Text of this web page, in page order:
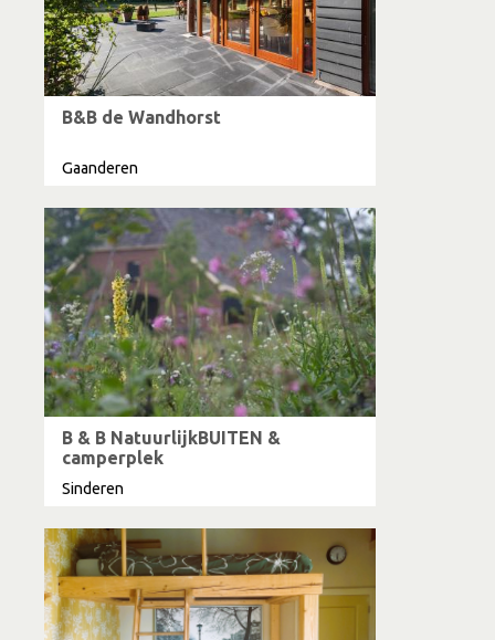
B&B de Wandhorst
Gaanderen
B & B NatuurlijkBUITEN &
camperplek
Sinderen